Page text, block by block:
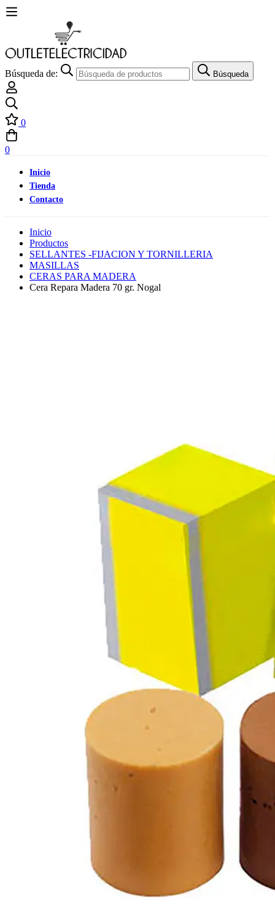
Búsqueda de: Búsqueda
0
0
Inicio
Tienda
Contacto
Inicio
Productos
SELLANTES -FIJACION Y TORNILLERIA
MASILLAS
CERAS PARA MADERA
Cera Repara Madera 70 gr. Nogal